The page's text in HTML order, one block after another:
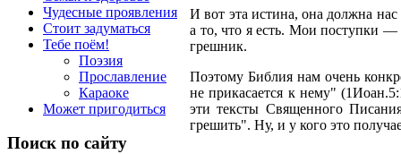
Чудесные проявления
Стоит задуматься
Тебе поём!
Поэзия
Прославление
Караоке
Может пригодиться
Поиск по сайту
И вот эта истина, она должна
а то, что я есть. Мои поступки —
грешник.
Поэтому Библия нам очень
не прикасается к нему"
эти тексты Священного
грешить". Ну, и у кого это